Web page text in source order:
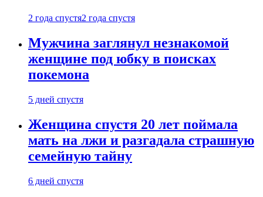
2 года спустя2 года спустя
Мужчина заглянул незнакомой
женщине под юбку в поисках
покемона
5 дней спустя
Женщина спустя 20 лет поймала
мать на лжи и разгадала страшную
семейную тайну
6 дней спустя